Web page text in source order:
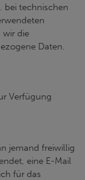
bei technischen
wir die
Daten.
Verfügung
jemand freiwillig
eine E-Mail
für das